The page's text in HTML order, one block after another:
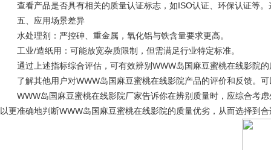
查看产品是否具有相关的质量认证标志，如ISO认证、环保认证等。
五、应用场景差异
‌水处理剂‌：严控砷、重金属，氧化铝与铁含量要求更高‌。
‌工业/造纸用‌：可能放宽杂质限制，但需满足行业特定标准‌。
通过上述指标综合评估，可有效辨别WWW岛国麻豆蜜桃在线影院的
了解其他用户对WWW岛国麻豆蜜桃在线影院产品的评价和反馈。可
WWW岛国麻豆蜜桃在线影院厂家告诉你在辨别质量时，应综合考虑
以更准确地判断WWW岛国麻豆蜜桃在线影院的质量优劣，从而选择到